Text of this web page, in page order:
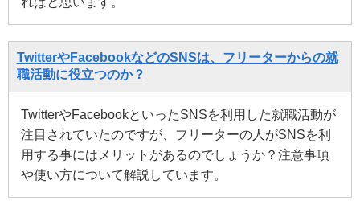
TwitterやFacebookなどのSNSは、フリーターからの就
職活動に役立つのか？
TwitterやFacebookといったSNSを利用した就職活動が
注目されていたのですが、フリーターの人がSNSを利
用する事にはメリットがあるのでしょうか？注意事項
や使い方について解説しています。